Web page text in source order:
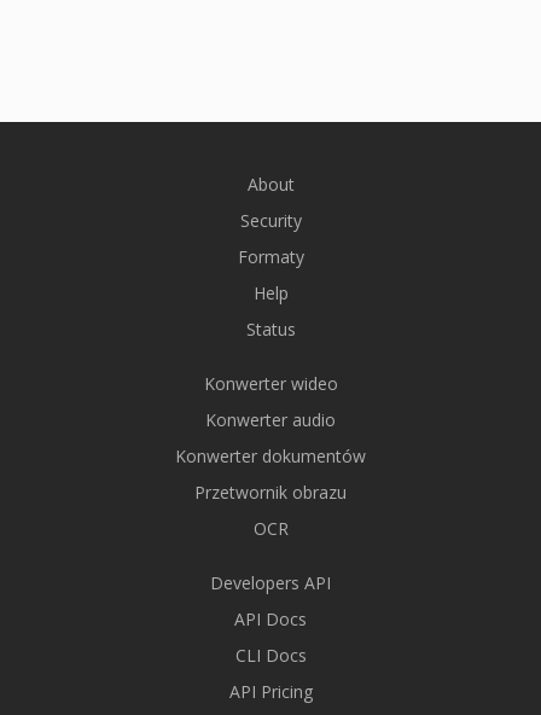
About
Security
Formaty
Help
Status
Konwerter wideo
Konwerter audio
Konwerter dokumentów
Przetwornik obrazu
OCR
Developers API
API Docs
CLI Docs
API Pricing